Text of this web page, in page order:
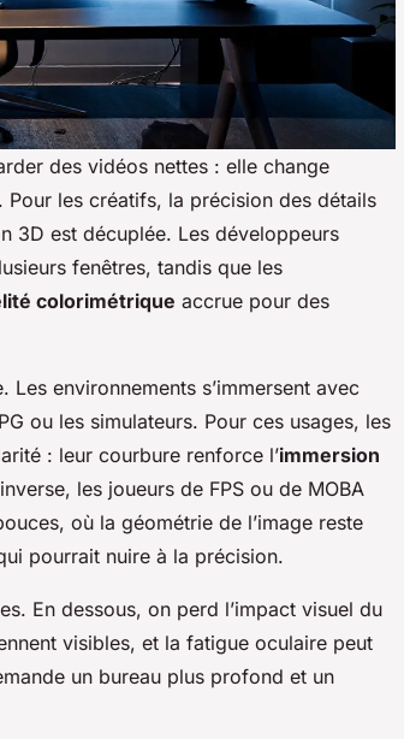
des vidéos nettes : elle change
Pour les créatifs, la précision des détails
3D est décuplée. Les développeurs
fenêtres, tandis que les
colorimétrique accrue pour des
environnements s’immersent avec
ou les simulateurs. Pour ces usages, les
: leur courbure renforce l’immersion
les joueurs de FPS ou de MOBA
où la géométrie de l’image reste
pourrait nuire à la précision.
En dessous, on perd l’impact visuel du
visibles, et la fatigue oculaire peut
un bureau plus profond et un